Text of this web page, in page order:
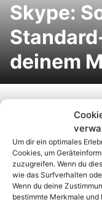
Skype:
deinem
Apple
Super-
heute
Apple
Um dir ein optimales
Cookies, um
zuzugreifen. Wenn du
wie das Surfverhalten
Wenn du deine
bestimmte Merkmale